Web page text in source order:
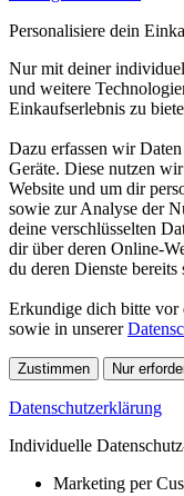
Personalisiere dein
Nur mit deiner
und weitere
Einkaufserlebnis zu
Dazu erfassen wir
Geräte. Diese nutzen
Website und um dir
sowie zur Analyse der
deine verschlüsselten
dir über deren Online-
du deren Dienste bereits
Erkundige dich bitte
sowie in unserer
Zustimmen Nur
Datenschutzerklärung
Individuelle
Marketing per